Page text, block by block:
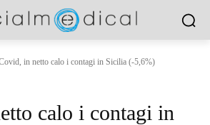
in netto calo i contagi in Sicilia (-5,6%)
calo i contagi in